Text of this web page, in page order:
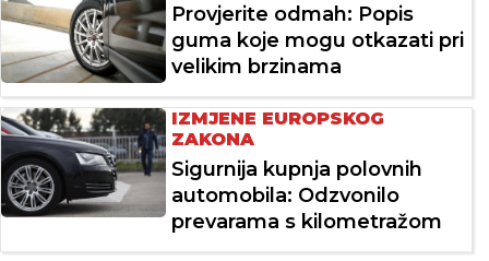
Provjerite odmah: Popis
guma koje mogu otkazati pri
velikim brzinama
IZMJENE EUROPSKOG
ZAKONA
Sigurnija kupnja polovnih
automobila: Odzvonilo
prevarama s kilometražom